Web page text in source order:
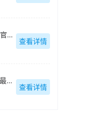
麻糬猫收藏游戏官方最新版
查看详情
incredibox官方最新版
查看详情